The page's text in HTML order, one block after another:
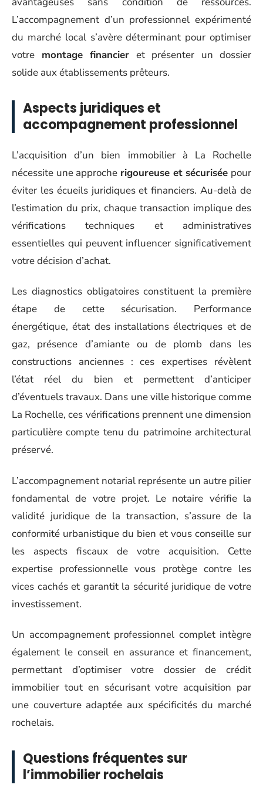
L’accompagnement d’un professionnel expérimenté
du marché local s’avère déterminant pour optimiser
votre montage financier et présenter un dossier
solide aux établissements prêteurs.
Aspects juridiques et
accompagnement professionnel
L’acquisition d’un bien immobilier à La Rochelle
nécessite une approche rigoureuse et sécurisée pour
éviter les écueils juridiques et financiers. Au-delà de
l’estimation du prix, chaque transaction implique des
vérifications techniques et administratives
essentielles qui peuvent influencer significativement
votre décision d’achat.
Les diagnostics obligatoires constituent la première
étape de cette sécurisation. Performance
énergétique, état des installations électriques et de
gaz, présence d’amiante ou de plomb dans les
constructions anciennes : ces expertises révèlent
l’état réel du bien et permettent d’anticiper
d’éventuels travaux. Dans une ville historique comme
La Rochelle, ces vérifications prennent une dimension
particulière compte tenu du patrimoine architectural
préservé.
L’accompagnement notarial représente un autre pilier
fondamental de votre projet. Le notaire vérifie la
validité juridique de la transaction, s’assure de la
conformité urbanistique du bien et vous conseille sur
les aspects fiscaux de votre acquisition. Cette
expertise professionnelle vous protège contre les
vices cachés et garantit la sécurité juridique de votre
investissement.
Un accompagnement professionnel complet intègre
également le conseil en assurance et financement,
permettant d’optimiser votre dossier de crédit
immobilier tout en sécurisant votre acquisition par
une couverture adaptée aux spécificités du marché
rochelais.
Questions fréquentes sur
l’immobilier rochelais